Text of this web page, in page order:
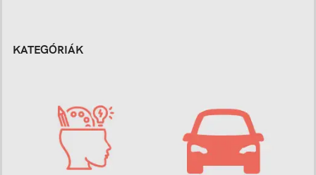
KATEGÓRIÁK